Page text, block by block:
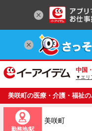
中国
▼エリ
美咲町の医療・介護・福祉
勤務地/駅
美咲町